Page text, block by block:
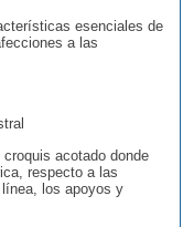
esenciales de
a las
acotado donde
respecto a las
los apoyos y